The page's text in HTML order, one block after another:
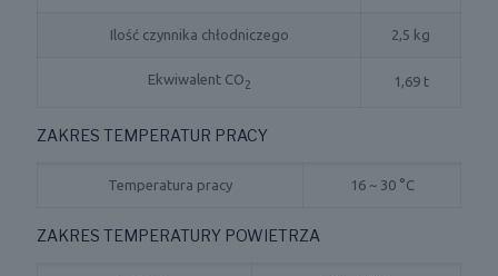
Ilość czynnika chłodniczego 2,5 kg
Ekwiwalent CO2 1,69 t
ZAKRES TEMPERATUR PRACY
Temperatura pracy 16 ~ 30 °C
ZAKRES TEMPERATURY POWIETRZA